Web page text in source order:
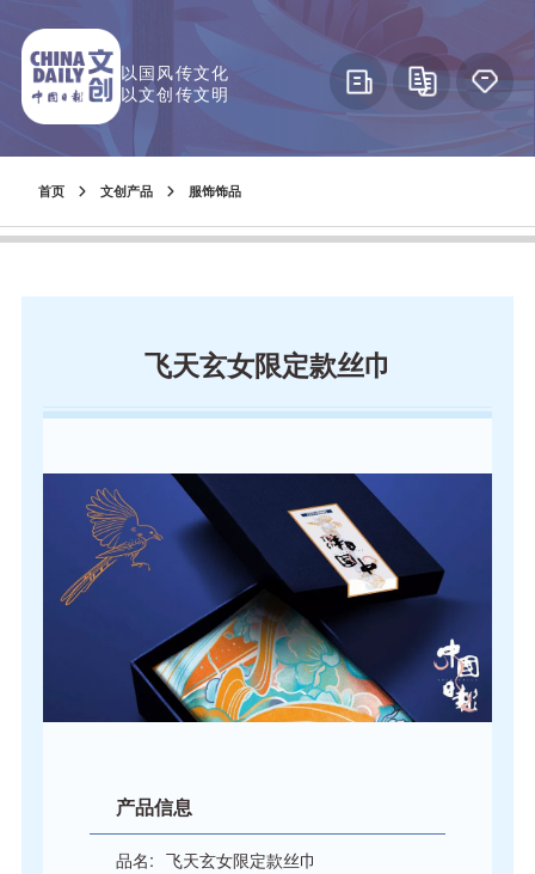
以国风传文化
以文创传文明
首页 文创产品 服饰饰品
飞天玄女限定款丝巾
产品信息
品名: 飞天玄女限定款丝巾